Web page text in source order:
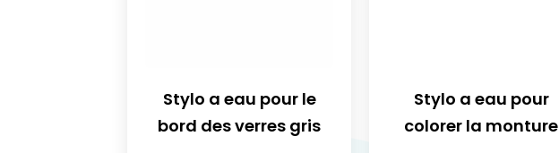
Stylo a eau pour le
bord des verres gris
Stylo a eau pour
colorer la monture